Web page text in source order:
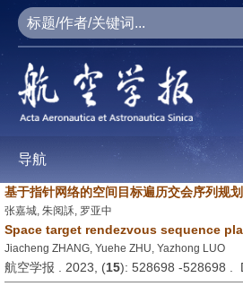
导航
基于指针网络的空间目标遍历交会序列规划
张嘉城, 朱阅訸, 罗亚中
Space target rendezvous sequence
Jiacheng ZHANG, Yuehe ZHU, Yazhong LUO
航空学报 . 2023, (15): 528698 -528698 .